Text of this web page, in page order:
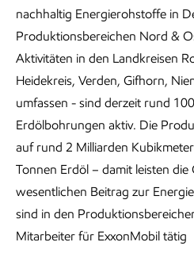
nachhaltig Energierohstoffe in
Produktionsbereichen Nord &
Aktivitäten in den Landkreisen
Heidekreis, Verden, Gifhorn,
umfassen - sind derzeit rund
Erdölbohrungen aktiv. Die
auf rund 2 Milliarden
Tonnen Erdöl – damit leisten die
wesentlichen Beitrag zur
sind in den
Mitarbeiter für ExxonMobil tätig